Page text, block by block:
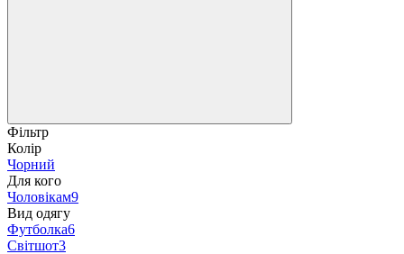
Фільтр
Колір
Чорний
Для кого
Чоловікам9
Вид одягу
Футболка6
Світшот3